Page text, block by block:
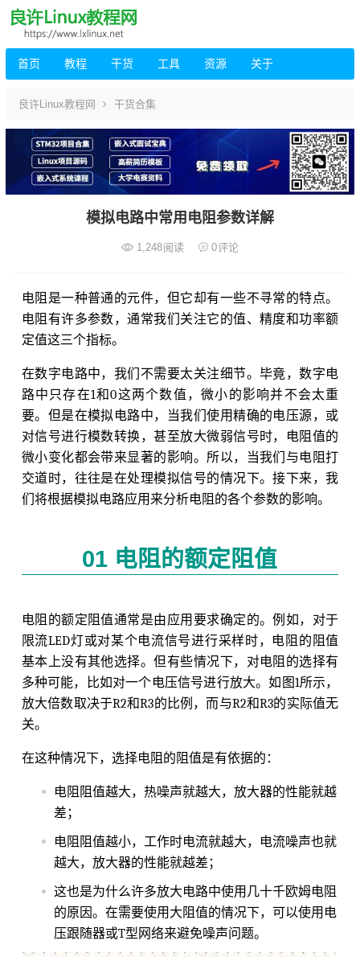
首页 教程 干货 工具 资源 关于
良许Linux教程网 干货合集
模拟电路中常用电阻参数详解
1,248阅读 0评论
电阻是一种普通的元件，但它却有一些不寻常的特点。
电阻有许多参数，通常我们关注它的值、精度和功率额
定值这三个指标。
在数字电路中，我们不需要太关注细节。毕竟，数字电
路中只存在1和0这两个数值，微小的影响并不会太重
要。但是在模拟电路中，当我们使用精确的电压源，或
对信号进行模数转换，甚至放大微弱信号时，电阻值的
微小变化都会带来显著的影响。所以，当我们与电阻打
交道时，往往是在处理模拟信号的情况下。接下来，我
们将根据模拟电路应用来分析电阻的各个参数的影响。
01 电阻的额定阻值
电阻的额定阻值通常是由应用要求确定的。例如，对于
限流LED灯或对某个电流信号进行采样时，电阻的阻值
基本上没有其他选择。但有些情况下，对电阻的选择有
多种可能，比如对一个电压信号进行放大。如图1所示，
放大倍数取决于R2和R3的比例，而与R2和R3的实际值无
关。
在这种情况下，选择电阻的阻值是有依据的：
电阻阻值越大，热噪声就越大，放大器的性能就越
差；
电阻阻值越小，工作时电流就越大，电流噪声也就
越大，放大器的性能就越差；
这也是为什么许多放大电路中使用几十千欧姆电阻
的原因。在需要使用大阻值的情况下，可以使用电
压跟随器或T型网络来避免噪声问题。